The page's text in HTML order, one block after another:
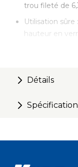
trou fileté de
Utilisation
hauteur en
Fabriqué en
Détails